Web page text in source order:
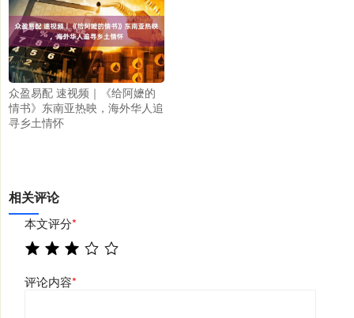
众盈易配 速视频｜《给阿嬷的
情书》东南亚热映，海外华人追
寻乡土情怀
相关评论
本文评分*
评论内容*